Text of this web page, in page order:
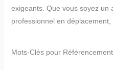
exigeants. Que vous soyez un
professionnel en
Mots-Clés pour